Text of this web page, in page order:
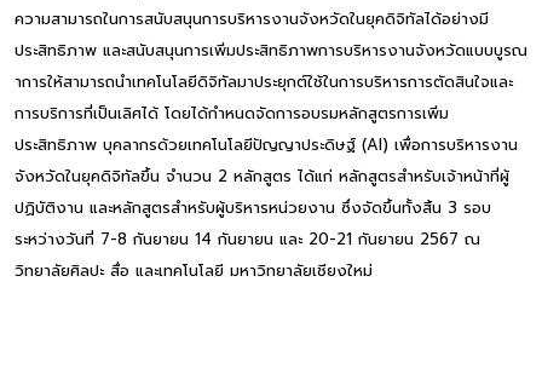
ความสามารถในการสนับสนุนการบริหารงานจังหวัดในยุคดิจิทัลได้อย่างมี
ประสิทธิภาพ และสนับสนุนการเพิ่มประสิทธิภาพการบริหารงานจังหวัดแบบบูรณ
าการให้สามารถนำเทคโนโลยีดิจิทัลมาประยุกต์ใช้ในการบริหารการตัดสินใจและ
การบริการที่เป็นเลิศได้ โดยได้กำหนดจัดการอบรมหลักสูตรการเพิ่ม
ประสิทธิภาพ บุคลากรด้วยเทคโนโลยีปัญญาประดิษฐ์ (AI) เพื่อการบริหารงาน
จังหวัดในยุคดิจิทัลขึ้น จำนวน 2 หลักสูตร ได้แก่ หลักสูตรสำหรับเจ้าหน้าที่ผู้
ปฏิบัติงาน และหลักสูตรสำหรับผู้บริหารหน่วยงาน ซึ่งจัดขึ้นทั้งสิ้น 3 รอบ
ระหว่างวันที่ 7-8 กันยายน 14 กันยายน และ 20-21 กันยายน 2567 ณ
วิทยาลัยศิลปะ สื่อ และเทคโนโลยี มหาวิทยาลัยเชียงใหม่